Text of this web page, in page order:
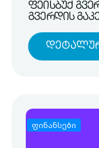
ფეისბუქ
გვერდის
ფინანსები